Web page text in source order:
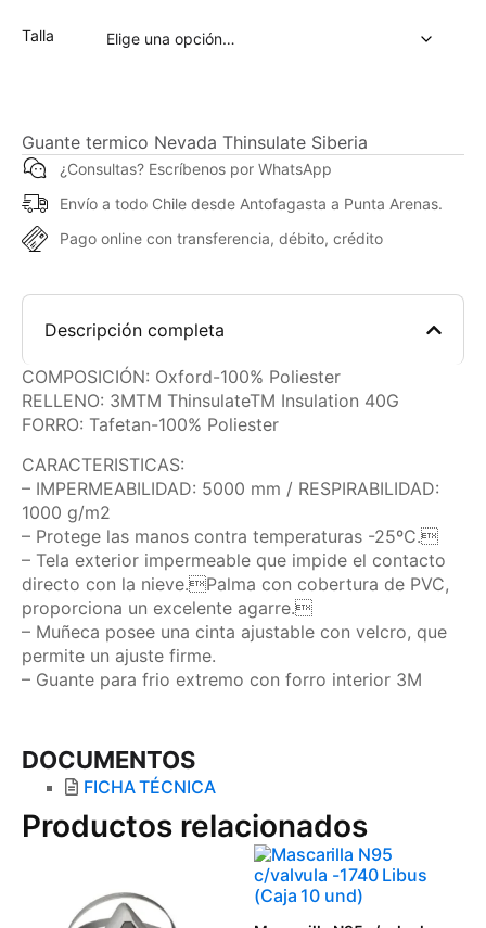
Talla
Guante termico Nevada Thinsulate Siberia
¿Consultas? Escríbenos por WhatsApp
Envío a todo Chile desde Antofagasta a Punta Arenas.
Pago online con transferencia, débito, crédito
Descripción completa
COMPOSICIÓN: Oxford-100% Poliester
RELLENO: 3MTM ThinsulateTM Insulation 40G
FORRO: Tafetan-100% Poliester
CARACTERISTICAS:
– IMPERMEABILIDAD: 5000 mm / RESPIRABILIDAD:
1000 g/m2
– Protege las manos contra temperaturas -25ºC.
– Tela exterior impermeable que impide el contacto
directo con la nieve.Palma con cobertura de PVC,
proporciona un excelente agarre.
– Muñeca posee una cinta ajustable con velcro, que
permite un ajuste firme.
– Guante para frio extremo con forro interior 3M
DOCUMENTOS
FICHA TÉCNICA
Productos relacionados